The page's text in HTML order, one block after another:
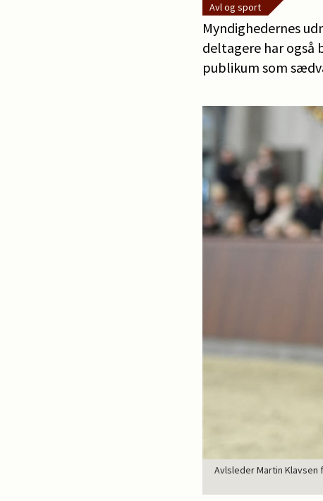
Avl og sport
Myndighedernes
deltagere har også
publikum som
Avlsleder Martin